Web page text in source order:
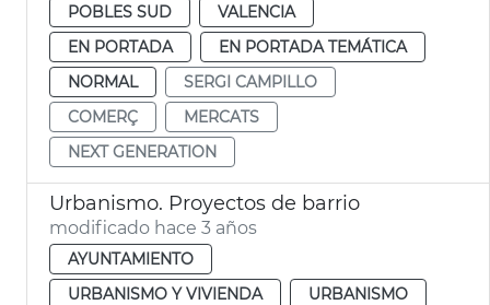
POBLES SUD
VALENCIA
EN PORTADA
EN PORTADA TEMÁTICA
NORMAL
SERGI CAMPILLO
COMERÇ
MERCATS
NEXT GENERATION
Urbanismo. Proyectos de barrio
modificado hace 3 años
AYUNTAMIENTO
URBANISMO Y VIVIENDA
URBANISMO